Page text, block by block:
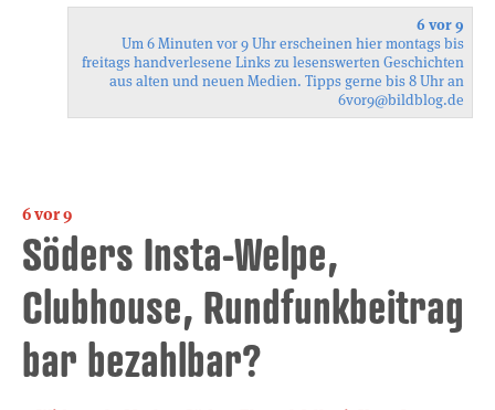
6 vor 9
Um 6 Minuten vor 9 Uhr erscheinen hier montags bis
freitags handverlesene Links zu lesenswerten Geschichten
aus alten und neuen Medien. Tipps gerne bis 8 Uhr an
6vor9@bildblog.de
6 vor 9
Söders Insta-Welpe,
Clubhouse, Rundfunkbeitrag
bar bezahlbar?